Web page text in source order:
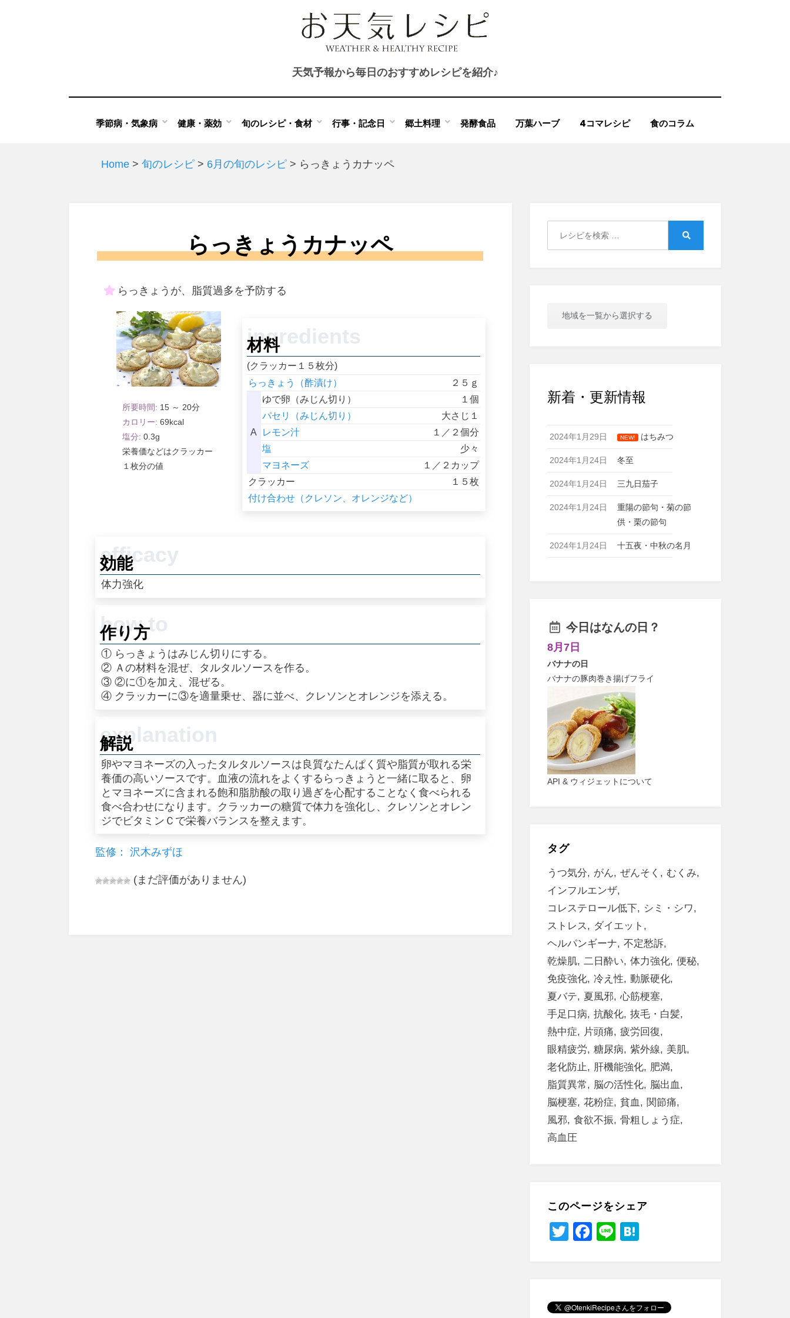
天気予報から毎日のおすすめレシピを紹介♪
季節病・気象病 健康・薬効 旬のレシピ・食材 行事・記念日 郷土料理 発酵食品 万葉ハーブ 4コマレシピ 食のコラム
Home > 旬のレシピ > 6月の旬のレシピ > らっきょうカナッペ
らっきょうカナッペ
らっきょうが、脂質過多を予防する
15 ～ 20
69
0.3
クラッカー
１枚分
材料
(クラッカー１５枚分)
らっきょう（酢漬け）
２５ｇ
A
ゆで卵（みじん切り）
１個
パセリ（みじん切り）
大さじ１
レモン汁
１／２個分
塩
少々
マヨネーズ
１／２カップ
クラッカー
１５枚
付け合わせ（クレソン、オレンジなど）
効能
体力強化
作り方
① らっきょうはみじん切りにする。
② Ａの材料を混ぜ、タルタルソースを作る。
③ ②に①を加え、混ぜる。
④ クラッカーに③を適量乗せ、器に並べ、クレソンとオレンジを添える。
解説
卵やマヨネーズの入ったタルタルソースは良質なたんぱく質や脂質が取れる栄
養価の高いソースです。血液の流れをよくするらっきょうと一緒に取ると、卵
とマヨネーズに含まれる飽和脂肪酸の取り過ぎを心配することなく食べられる
食べ合わせになります。クラッカーの糖質で体力を強化し、クレソンとオレン
ジでビタミンＣで栄養バランスを整えます。
監修： 沢木みずほ
(まだ評価がありません)
地域を一覧から選択する
新着・更新情報
2024年1月29日 NEW! はちみつ
2024年1月24日 冬至
2024年1月24日 三九日茄子
2024年1月24日
重陽の節句・菊の節
供・栗の節句
2024年1月24日 十五夜・中秋の名月
今日はなんの日？
8月7日
バナナの日
バナナの豚肉巻き揚げフライ
API & ウィジェットについて
タグ
うつ気分 がん ぜんそく
むくみ
インフルエンザ
コレステロール低下
シミ・シワ
ストレス
ダイエット
ヘルパンギーナ
不定愁訴
乾燥肌 二日酔い 体力強化 便秘
免疫強化 冷え性
動脈硬化
夏バテ
夏風邪
心筋梗塞
手足口病
抗酸化 抜毛・白髪
熱中症
片頭痛
疲労回復
眼精疲労
糖尿病 紫外線
美肌
老化防止
肝機能強化
肥満
脂質異常
脳の活性化
脳出血
脳梗塞
花粉症 貧血
関節痛
風邪
食欲不振
骨粗しょう症
高血圧
このページをシェア
T
F
b
Li
a